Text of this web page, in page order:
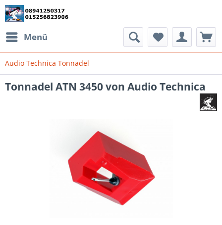
Menü
Audio Technica Tonnadel
Tonnadel ATN 3450 von Audio Technica